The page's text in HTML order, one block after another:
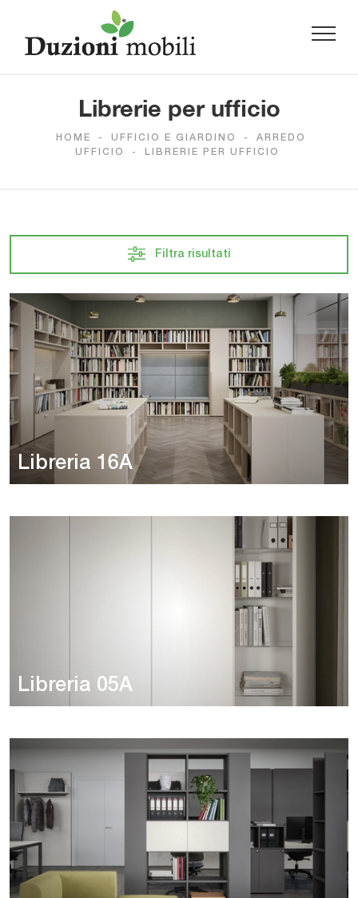
Librerie per ufficio
HOME - UFFICIO E GIARDINO -
ARREDO
UFFICIO
- LIBRERIE PER UFFICIO
Filtra risultati
Libreria 16A
Libreria 05A